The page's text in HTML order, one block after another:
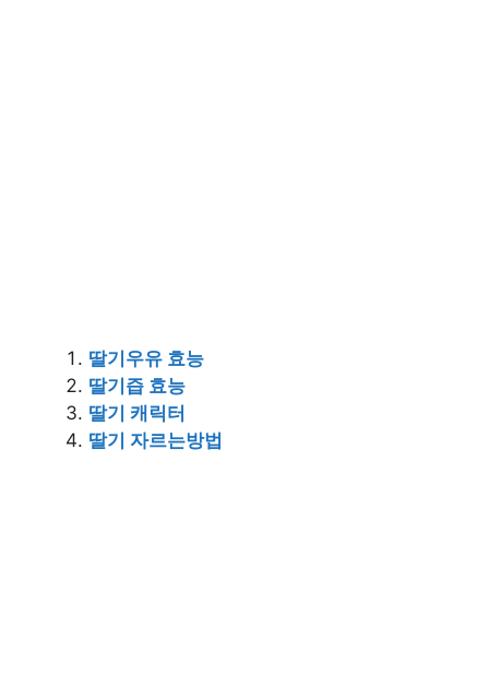
딸기우유 효능
딸기즙 효능
딸기 캐릭터
딸기 자르는방법